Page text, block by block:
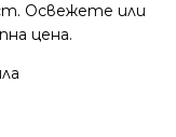
Освежете или
цена.